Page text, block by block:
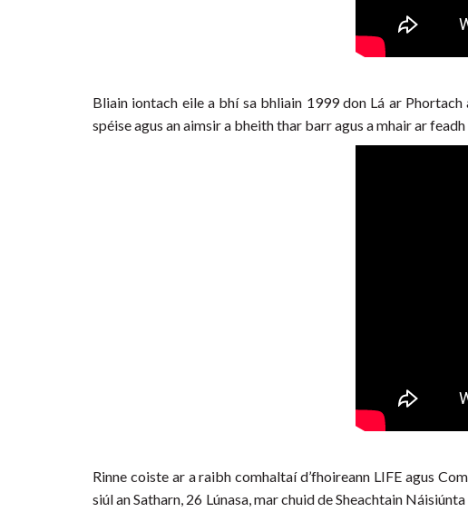
Bliain iontach eile a bhí sa bhliain 1999 don Lá ar
spéise agus an aimsir a bheith thar barr agus a mhair ar
Rinne coiste ar a raibh comhaltaí d’fhoireann LIFE agus
siúl an Satharn, 26 Lúnasa, mar chuid de Sheachtain